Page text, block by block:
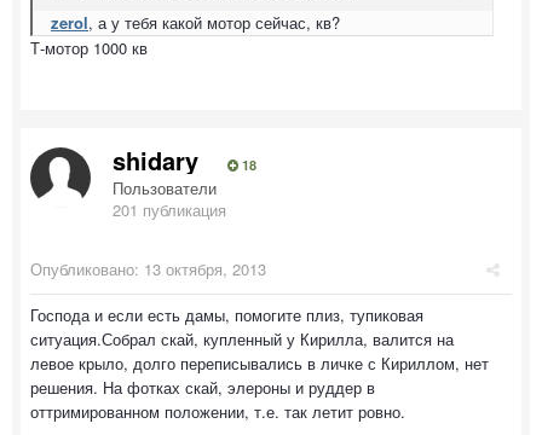
zerol, а у тебя какой мотор сейчас, кв?
Т-мотор 1000 кв
shidary 18
Пользователи
201 публикация
Опубликовано: 13 октября, 2013
Господа и если есть дамы, помогите плиз, тупиковая
ситуация.Собрал скай, купленный у Кирилла, валится на
левое крыло, долго переписывались в личке с Кириллом, нет
решения. На фотках скай, элероны и руддер в
оттримированном положении, т.е. так летит ровно.